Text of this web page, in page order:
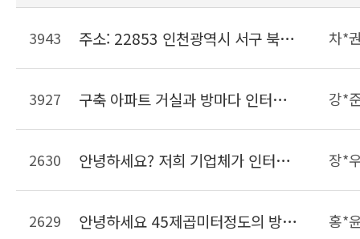
3943 주소: 22853 인천광역시 서구 북항로206번길 22, 위킵 허브센터 차*
3927 구축 아파트 거실과 방마다 인터넷 사용가능하게 랜선 공사견적 요청합니다 강*
2630 안녕하세요? 저희 기업체가 인터넷을 LG유플러스를 이용하고있는데 전체 랜선이 너무 많고 어떤선이 메인선인지 구분이 안갑니다. 깔끔하게 랜선을 정리했으면하여 문의드립니다. 장*
2629 안녕하세요 45제곱미터정도의 방에 랜선정리를 하려고합니다. 현재 랜선은 서버실에서 천ㅌ장을 통해 들어와 있는 상태이며 정리해야할 랜선은 15개정도입니다. 선 길이조정 및 몰딩까지 비용이 대략 얼마정도 되는지 궁금합니다. 홍*